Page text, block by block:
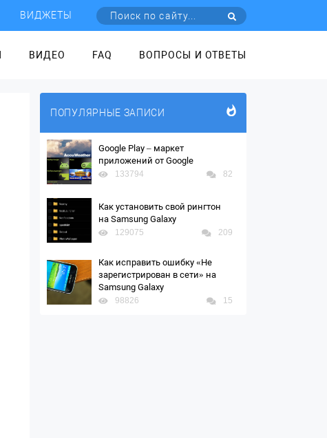
ВИДЖЕТЫ
ВИДЕО FAQ ВОПРОСЫ И ОТВЕТЫ
ПОПУЛЯРНЫЕ ЗАПИСИ
Google Play – маркет
приложений от Google
133794 82
Как установить свой рингтон
на Samsung Galaxy
129075 209
Как исправить ошибку «Не
зарегистрирован в сети» на
Samsung Galaxy
98826 15